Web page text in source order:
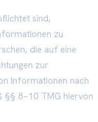
sind,
zu
die auf eine
zur
Informationen nach
§§ 8–10 TMG hiervon